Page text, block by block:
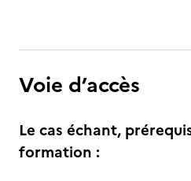
Voie d’accès
Le cas échant,
formation :